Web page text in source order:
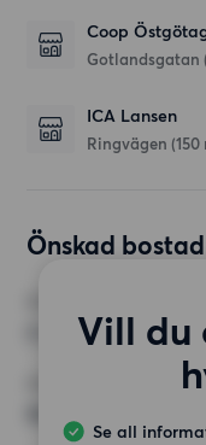
Coop
Gotlandsgatan
ICA Lansen
Ringvägen (150
Önskad bostad
Vill du
Se all
MINST ANTAL